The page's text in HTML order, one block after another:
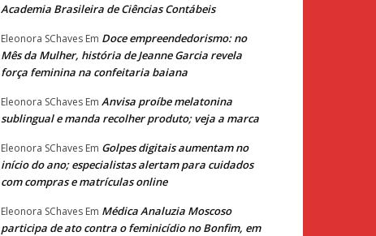
Academia Brasileira de Ciências Contábeis
Eleonora SChaves Em Doce empreendedorismo: no
Mês da Mulher, história de Jeanne Garcia revela
força feminina na confeitaria baiana
Eleonora SChaves Em Anvisa proíbe melatonina
sublingual e manda recolher produto; veja a marca
Eleonora SChaves Em Golpes digitais aumentam no
início do ano; especialistas alertam para cuidados
com compras e matrículas online
Eleonora SChaves Em Médica Analuzia Moscoso
participa de ato contra o feminicídio no Bonfim, em